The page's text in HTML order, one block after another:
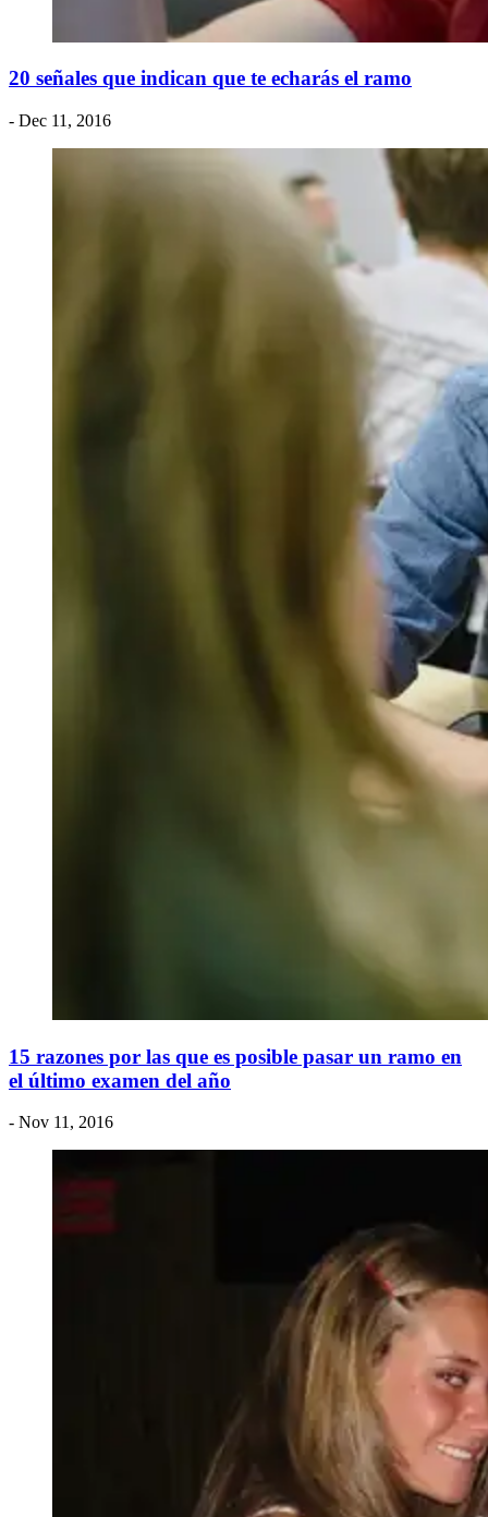
20 señales que indican que te echarás el ramo
- Dec 11, 2016
15 razones por las que es posible pasar un ramo en
el último examen del año
- Nov 11, 2016